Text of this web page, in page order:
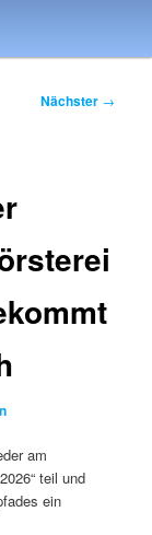
Nächster →
am
teil und
ein